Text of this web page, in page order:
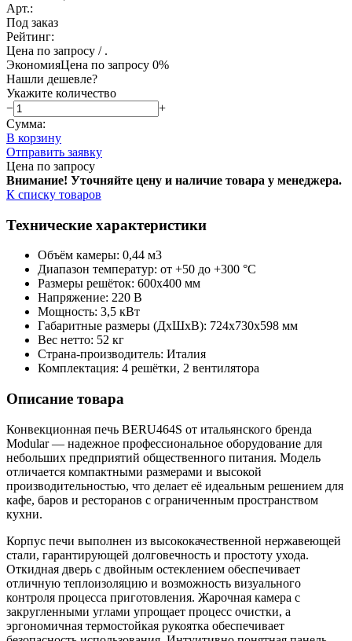
Арт.:
Под заказ
Рейтинг:
Цена по запросу / .
ЭкономияЦена по запросу 0%
Нашли дешевле?
Укажите количество
−
+
Сумма:
В корзину
Отправить заявку
Цена по запросу
Внимание! Уточняйте цену и наличие товара у менеджера.
К списку товаров
Технические характеристики
Объём камеры: 0,44 м3
Диапазон температур: от +50 до +300 °С
Размеры решёток: 600x400 мм
Напряжение: 220 В
Мощность: 3,5 кВт
Габаритные размеры (ДхШхВ): 724x730x598 мм
Вес нетто: 52 кг
Страна-производитель: Италия
Комплектация: 4 решётки, 2 вентилятора
Описание товара
Конвекционная печь BERU464S от итальянского бренда
Modular — надежное профессиональное оборудование для
небольших предприятий общественного питания. Модель
отличается компактными размерами и высокой
производительностью, что делает её идеальным решением для
кафе, баров и ресторанов с ограниченным пространством
кухни.
Корпус печи выполнен из высококачественной нержавеющей
стали, гарантирующей долговечность и простоту ухода.
Откидная дверь с двойным остеклением обеспечивает
отличную теплоизоляцию и возможность визуального
контроля процесса приготовления. Жарочная камера с
закругленными углами упрощает процесс очистки, а
эргономичная термостойкая рукоятка обеспечивает